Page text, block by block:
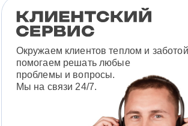
Окружаем клиентов теплом и
помогаем решать любые
проблемы и вопросы.
Мы на связи 24/7.